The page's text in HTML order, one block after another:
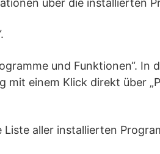
über die installierten
und Funktionen“. In
einem Klick direkt über
aller installierten